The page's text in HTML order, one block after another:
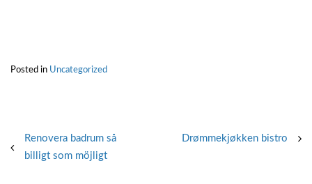
Posted in Uncategorized
Post
navigation
Renovera badrum så
billigt som möjligt
Drømmekjøkken bistro